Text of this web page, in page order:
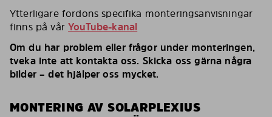
Ytterligare fordons specifika monteringsanvisningar
finns på vårYouTube-kanal
Om du har problem eller frågor under monteringen,
tveka inte att kontakta oss. Skicka oss gärna några
bilder – det hjälper oss mycket.
MONTERING AV SOLARPLEXIUS